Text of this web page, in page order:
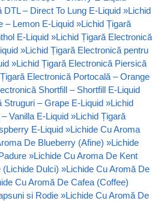
– Direct To Lung E-Liquid »Lichid
– Lemon E-Liquid »Lichid Țigară
E-Liquid »Lichid Țigară Electronică
»Lichid Țigară Electronică pentru
»Lichid Țigară Electronică Piersică
Electronică Portocală – Orange
Shortfill – Shortfill E-Liquid
Struguri – Grape E-Liquid »Lichid
Vanilla E-Liquid »Lichid Țigară
E-Liquid »Lichide Cu Aroma
De Blueberry (Afine) »Lichide
»Lichide Cu Aroma De Kent
(Lichide Dulci) »Lichide Cu Aromă De
Cu Aromă De Cafea (Coffee)
si Rodie »Lichide Cu Aromă De